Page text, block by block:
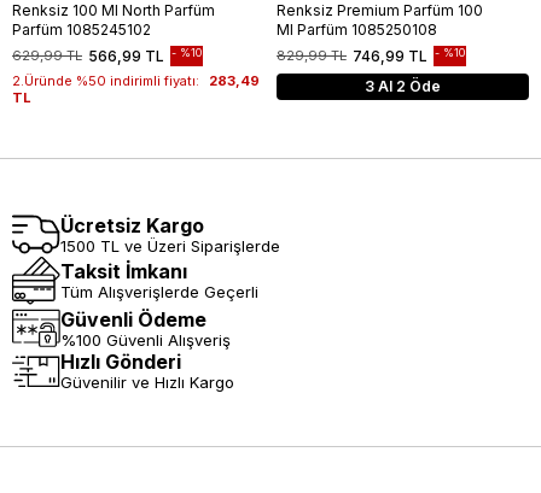
Renksiz 100 Ml North Parfüm
Parfüm 1085245102
566,99 TL
629,99 TL %10
2.Üründe %50 indirimli fiyatı:
283,49
TL
Renksiz Premium Parfüm 100
Ml Parfüm 1085250108
746,99 TL
829,99 TL %10
3 Al 2 Öde
Ücretsiz Kargo
1500 TL ve Üzeri Siparişlerde
Taksit İmkanı
Tüm Alışverişlerde Geçerli
Güvenli Ödeme
%100 Güvenli Alışveriş
Hızlı Gönderi
Güvenilir ve Hızlı Kargo